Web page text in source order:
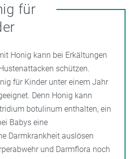
für
Honig kann bei Erkältungen
schützen.
für Kinder unter einem Jahr
Denn Honig kann
botulinum enthalten, ein
Babys eine
Darmkrankheit auslösen
und Darmflora noch